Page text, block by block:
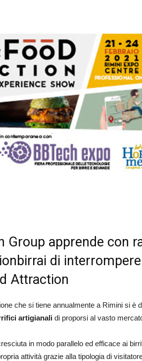
Group apprende con
di
Attraction
che si tiene annualmente a Rimini si è
artigianali di proporsi al vasto
in modo parallelo ed efficace ai
attività grazie alla tipologia di